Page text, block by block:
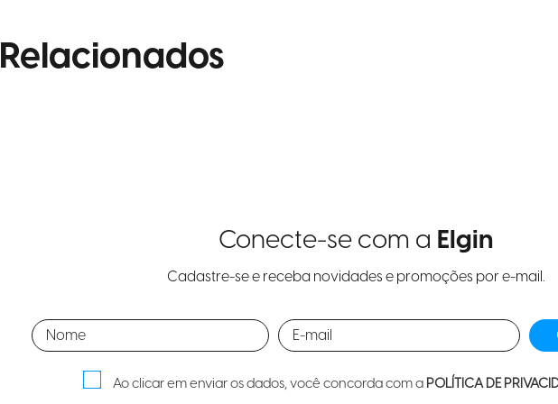
Relacionados
Conecte-se com a Elgin
Cadastre-se e receba novidades e promoções por e-mail.
Ao clicar em enviar os dados, você concorda com aPOLÍTICA DE